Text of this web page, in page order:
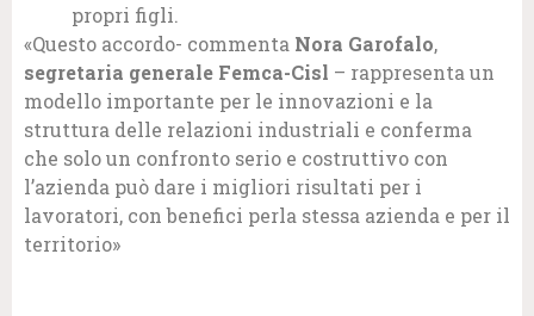
propri figli.
«Questo accordo- commenta Nora Garofalo,
segretaria generale Femca-Cisl – rappresenta un
modello importante per le innovazioni e la
struttura delle relazioni industriali e conferma
che solo un confronto serio e costruttivo con
l’azienda può dare i migliori risultati per i
lavoratori, con benefici perla stessa azienda e per il
territorio»